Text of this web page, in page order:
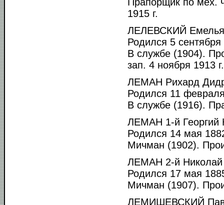
1915 г.
ЛЕЛЕВСКИЙ
Родился 5 сентября
В службе (1904).
зап. 4 ноября 1913 г.
ЛЕМАН Рихард
Родился 11
В службе (1916).
ЛЕМАН 1-й Георгий
Родился 14 мая
Мичман (1902).
ЛЕМАН 2-й Николай
Родился 17 мая
Мичман (1907).
ЛЕМИШЕВСКИЙ